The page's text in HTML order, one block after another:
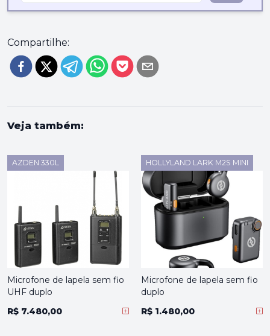
Compartilhe:
Veja também:
AZDEN 330L
Microfone de lapela sem fio
UHF duplo
R$ 7.480,00
HOLLYLAND LARK M2S MINI
Microfone de lapela sem fio
duplo
R$ 1.480,00